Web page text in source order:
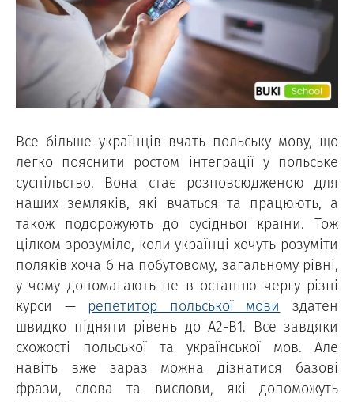
Все більше українців вчать польську мову, що
легко пояснити ростом інтеграції у польське
суспільство. Вона стає розповсюдженою для
наших земляків, які вчаться та працюють, а
також подорожують до сусідньої країни. Тож
цілком зрозуміло, коли українці хочуть розуміти
поляків хоча б на побутовому, загальному рівні,
у чому допомагають не в останню чергу різні
курси — репетитор польської мови здатен
швидко підняти рівень до А2-В1. Все завдяки
схожості польської та української мов. Але
навіть вже зараз можна дізнатися базові
фрази, слова та вислови, які допоможуть